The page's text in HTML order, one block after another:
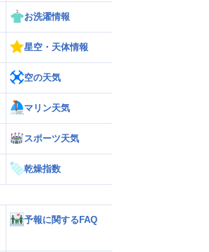
お洗濯情報
星空・天体情報
空の天気
マリン天気
スポーツ天気
乾燥指数
予報に関するFAQ